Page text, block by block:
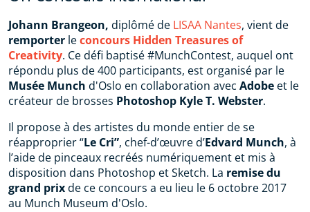
Johann Brangeon, diplômé de LISAA Nantes, vient de
remporter leconcours Hidden Treasures of
Creativity. Ce défi baptisé #MunchContest, auquel ont
répondu plus de 400 participants, est organisé par le
Musée Munch d'Oslo en collaboration avec Adobe et le
créateur de brosses Photoshop Kyle T. Webster.
Il propose à des artistes du monde entier de se
réapproprier “Le Cri”, chef-d’œuvre d’Edvard Munch, à
l’aide de pinceaux recréés numériquement et mis à
disposition dans Photoshop et Sketch. La remise du
grand prixde ce concours a eu lieu le 6 octobre 2017
au Munch Museum d'Oslo.